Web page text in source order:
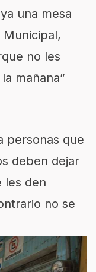
una mesa
no les
mañana”
personas que
deben dejar
les den
no se